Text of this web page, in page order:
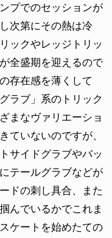
プでのセッションが
次第にその熱は冷
ックやレッジトリッ
全盛期を迎えるので
存在感を薄くして
ラブ」系のトリック
まなヴァリエーショ
ていないのですが、
サイドグラブやバッ
テールグラブなどが
ドの刺し具合、また
んでいるかでこれま
ケートを始めたての